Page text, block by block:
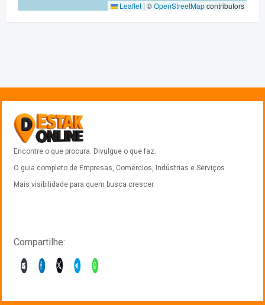
Leaflet | ©OpenStreetMapcontributors
Encontre o que procura. Divulgue o que faz.
O guia completo de Empresas, Comércios, Indústrias e Serviços.
Mais visibilidade para quem busca crescer.
Compartilhe: